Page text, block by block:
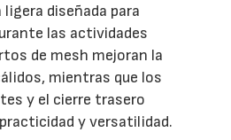
ligera diseñada para
las actividades
de mesh mejoran la
mientras que los
y el cierre trasero
y versatilidad.